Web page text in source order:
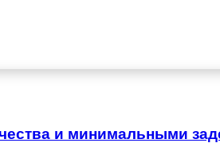
и минимальными